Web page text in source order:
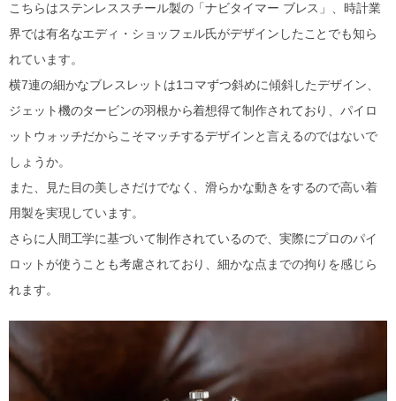
こちらはステンレススチール製の「ナビタイマー ブレス」、時計業
界では有名なエディ・ショッフェル氏がデザインしたことでも知ら
れています。
横7連の細かなブレスレットは1コマずつ斜めに傾斜したデザイン、
ジェット機のタービンの羽根から着想得て制作されており、パイロ
ットウォッチだからこそマッチするデザインと言えるのではないで
しょうか。
また、見た目の美しさだけでなく、滑らかな動きをするので高い着
用製を実現しています。
さらに人間工学に基づいて制作されているので、実際にプロのパイ
ロットが使うことも考慮されており、細かな点までの拘りを感じら
れます。